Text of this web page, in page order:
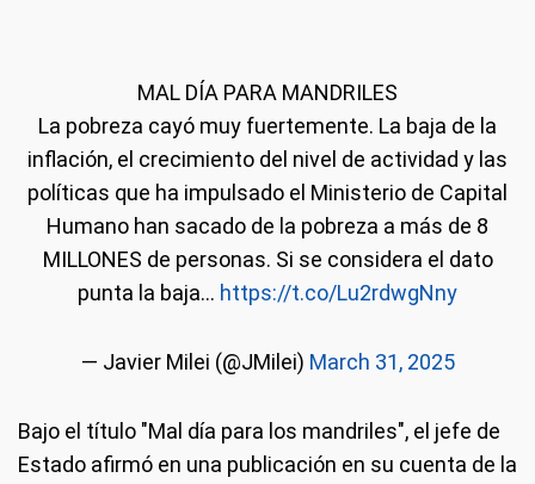
MAL DÍA PARA MANDRILES
La pobreza cayó muy fuertemente. La baja de la
inflación, el crecimiento del nivel de actividad y las
políticas que ha impulsado el Ministerio de Capital
Humano han sacado de la pobreza a más de 8
MILLONES de personas. Si se considera el dato
punta la baja… https://t.co/Lu2rdwgNny
— Javier Milei (@JMilei) March 31, 2025
Bajo el título "Mal día para los mandriles", el jefe de
Estado afirmó en una publicación en su cuenta de la